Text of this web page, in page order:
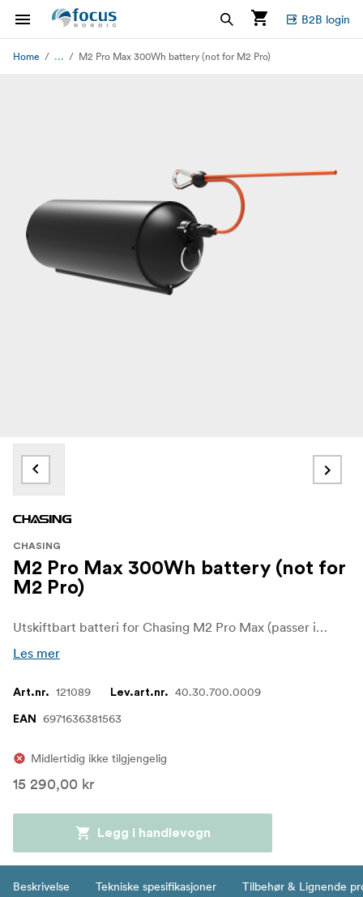
B2B login
Home ... M2 Pro Max 300Wh battery (not for M2 Pro)
CHASING
M2 Pro Max 300Wh battery (not for
M2 Pro)
Utskiftbart batteri for Chasing M2 Pro Max (passer ikke M2 Pro)
Les mer
Art.nr. 121089 Lev.art.nr. 40.30.700.0009
EAN 6971636381563
Midlertidig ikke tilgjengelig
15 290,00 kr
Legg i handlevogn
Beskrivelse Tekniske spesifikasjoner Tilbehør & Lignende